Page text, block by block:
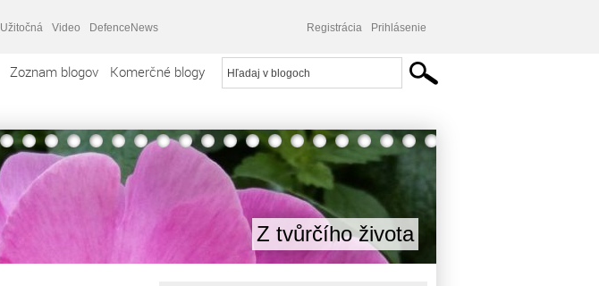
Užitočná Video DefenceNews Registrácia Prihlásenie
Zoznam blogov Komerčné blogy
Z tvůrčího života